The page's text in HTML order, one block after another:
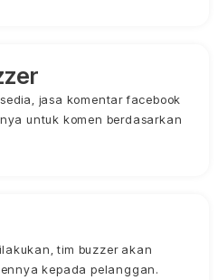
jasa komentar facebook
untuk komen berdasarkan
tim buzzer akan
kepada pelanggan.